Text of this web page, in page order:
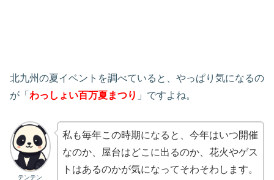
北九州の夏イベントを調べていると、やっぱり気になるの
が「 わっしょい百万夏まつり 」ですよね。
テンテン
私も毎年この時期になると、今年はいつ開催
なのか、屋台はどこに出るのか、花火やゲス
トはあるのかが気になってそわそわします。